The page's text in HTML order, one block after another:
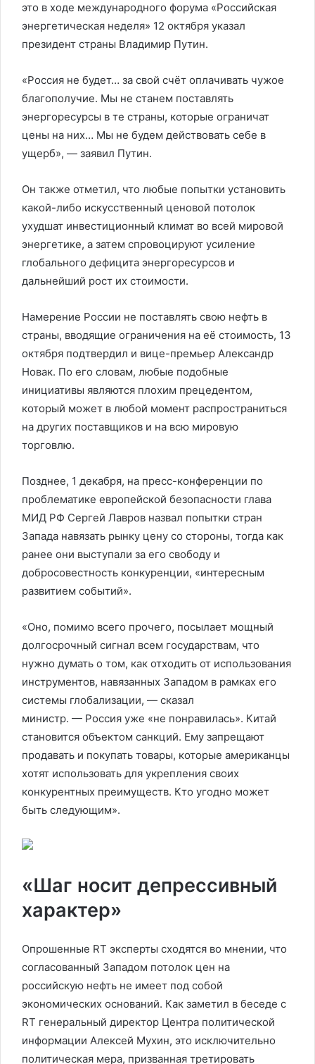
это в ходе международного форума «Российская
энергетическая неделя» 12 октября указал
президент страны Владимир Путин.
«Россия не будет… за свой счёт оплачивать чужое
благополучие. Мы не станем поставлять
энергоресурсы в те страны, которые ограничат
цены на них… Мы не будем действовать себе в
ущерб», — заявил Путин.
Он также отметил, что любые попытки установить
какой-либо искусственный ценовой потолок
ухудшат инвестиционный климат во всей мировой
энергетике, а затем спровоцируют усиление
глобального дефицита энергоресурсов и
дальнейший рост их стоимости.
Намерение России не поставлять свою нефть в
страны, вводящие ограничения на её стоимость, 13
октября подтвердил и вице-премьер Александр
Новак. По его словам, любые подобные
инициативы являются плохим прецедентом,
который может в любой момент распространиться
на других поставщиков и на всю мировую
торговлю.
Позднее, 1 декабря, на пресс-конференции по
проблематике европейской безопасности глава
МИД РФ Сергей Лавров назвал попытки стран
Запада навязать рынку цену со стороны, тогда как
ранее они выступали за его свободу и
добросовестность конкуренции, «интересным
развитием событий».
«Оно, помимо всего прочего, посылает мощный
долгосрочный сигнал всем государствам, что
нужно думать о том, как отходить от использования
инструментов, навязанных Западом в рамках его
системы глобализации, — сказал
министр. — Россия уже «не понравилась». Китай
становится объектом санкций. Ему запрещают
продавать и покупать товары, которые американцы
хотят использовать для укрепления своих
конкурентных преимуществ. Кто угодно может
быть следующим».
«Шаг носит депрессивный
характер»
Опрошенные RT эксперты сходятся во мнении, что
согласованный Западом потолок цен на
российскую нефть не имеет под собой
экономических оснований. Как заметил в беседе с
RT генеральный директор Центра политической
информации Алексей Мухин, это исключительно
политическая мера, призванная третировать